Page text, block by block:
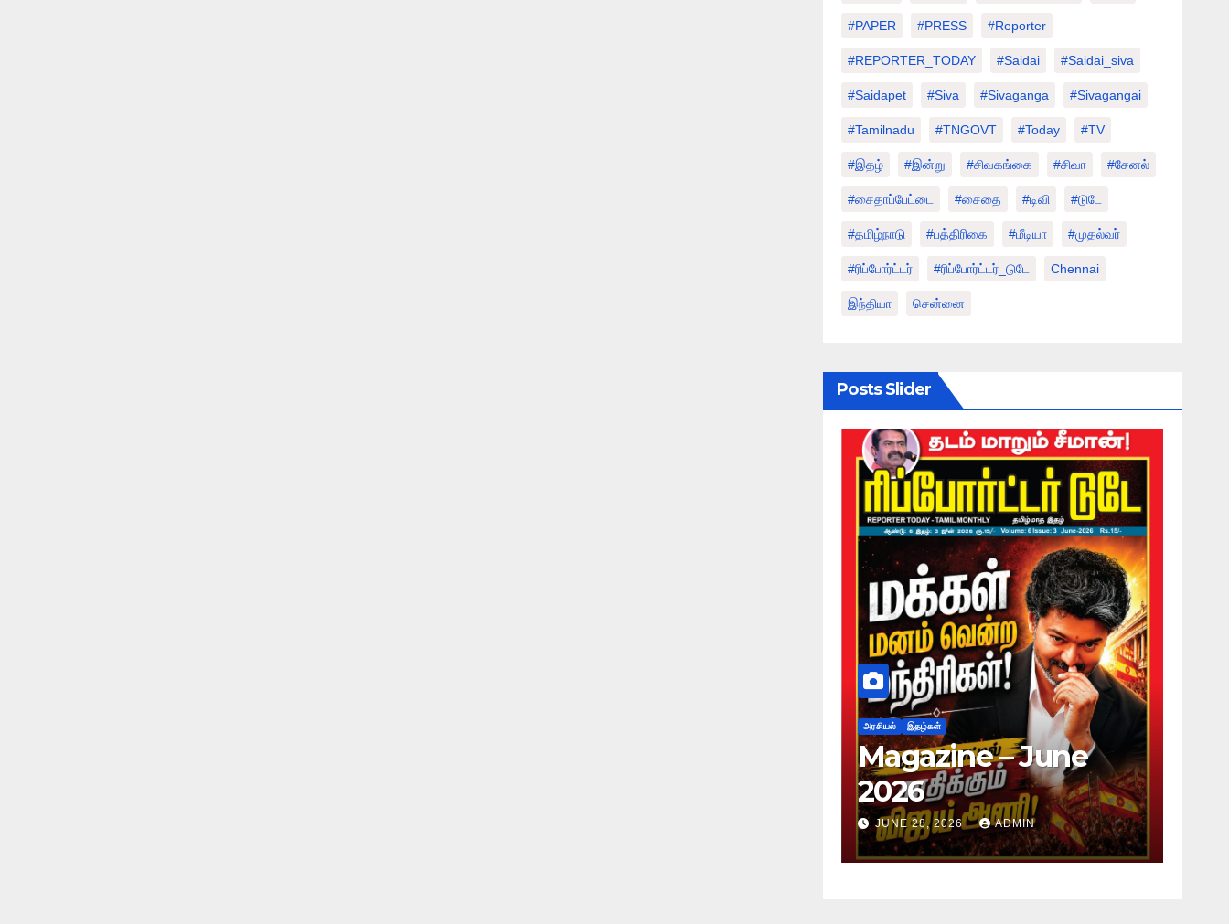
#PAPER #PRESS #Reporter
#REPORTER_TODAY #saidai #saidai_siva
#saidapet #Siva #Sivaganga #sivagangai
#tamilnadu #TNGOVT #today #TV
#இதழ் #இன்று #சிவகங்கை #சிவா #சேனல்
#சைதாப்பேட்டை #சைதை #டிவி #டுடே
#தமிழ்நாடு #பத்திரிகை #மீடியா #முதல்வர்
#ரிப்போர்ட்டர் #ரிப்போர்ட்டர்_டுடே Chennai
இந்தியா சென்னை
Posts Slider
அரசியல் இதழ்கள்
Magazine – June
2026
JUNE 28, 2026 ADMIN